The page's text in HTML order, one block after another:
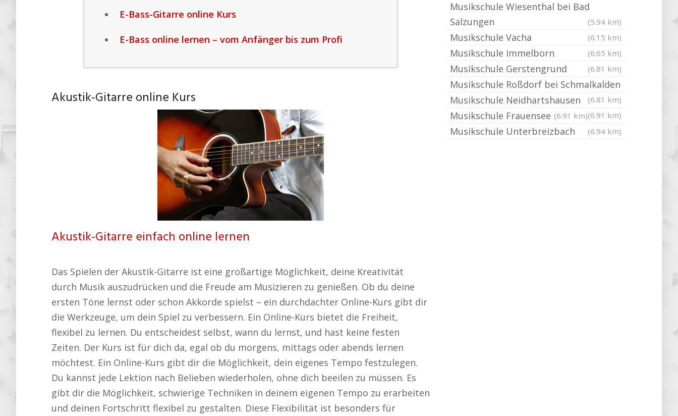
E-Bass-Gitarre online Kurs
E-Bass online lernen – vom Anfänger bis zum Profi
Akustik-Gitarre online Kurs
Akustik-Gitarre einfach online lernen
Das Spielen der Akustik-Gitarre ist eine großartige Möglichkeit, deine Kreativität
durch Musik auszudrücken und die Freude am Musizieren zu genießen. Ob du deine
ersten Töne lernst oder schon Akkorde spielst – ein durchdachter Online-Kurs gibt dir
die Werkzeuge, um dein Spiel zu verbessern. Ein Online-Kurs bietet die Freiheit,
flexibel zu lernen. Du entscheidest selbst, wann du lernst, und hast keine festen
Zeiten. Der Kurs ist für dich da, egal ob du morgens, mittags oder abends lernen
möchtest. Ein Online-Kurs gibt dir die Möglichkeit, dein eigenes Tempo festzulegen.
Du kannst jede Lektion nach Belieben wiederholen, ohne dich beeilen zu müssen. Es
gibt dir die Möglichkeit, schwierige Techniken in deinem eigenen Tempo zu erarbeiten
und deinen Fortschritt flexibel zu gestalten. Diese Flexibilität ist besonders für
Musikschule Wiesenthal bei Bad
Salzungen
(5.94 km)
Musikschule Vacha (6.15 km)
Musikschule Immelborn (6.65 km)
Musikschule Gerstengrund (6.81 km)
Musikschule Roßdorf bei Schmalkalden
(6.81 km)
Musikschule Neidhartshausen
(6.91 km)
Musikschule Frauensee (6.91 km)
Musikschule Unterbreizbach (6.94 km)